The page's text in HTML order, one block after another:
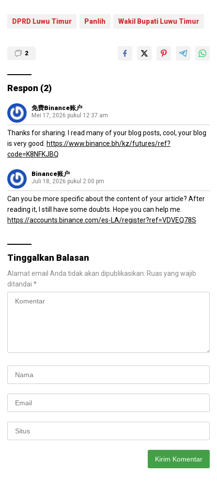
DPRD Luwu Timur Panlih Wakil Bupati Luwu Timur
2
Respon (2)
免费Binance账户
Mei 17, 2026 pukul 12:37 am
Thanks for sharing. I read many of your blog posts, cool, your blog
is very good.
https://www.binance.bh/kz/futures/ref?
code=K8NFKJBQ
Binance账户
Juli 18, 2026 pukul 2:00 pm
Can you be more specific about the content of your article? After
reading it, I still have some doubts. Hope you can help me.
https://accounts.binance.com/es-LA/register?ref=VDVEQ78S
Tinggalkan Balasan
Alamat email Anda tidak akan dipublikasikan. Ruas yang wajib
ditandai *